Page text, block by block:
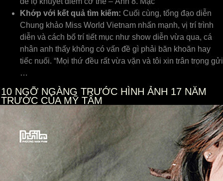
Khớp với kết quả tìm kiếm: Cuối cùng, tổng đạo diễn
Chung khảo Miss World Vietnam nhấn mạnh, vị trí trình
diễn và cách bố trí tiết mục như show diễn vừa qua, cá
nhân anh thấy không có vấn đề gì phải băn khoăn hay
tiếc nuối. “Mọi thứ đều rất vừa vặn và tôi xin trân trọng gửi
…
10 NGỠ NGÀNG TRƯỚC HÌNH ẢNH 17 NĂM
TRƯỚC CỦA MỸ TÂM